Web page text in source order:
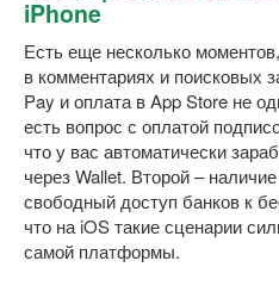
iPhone
Есть еще несколько
в комментариях и поисковых
Pay и оплата в App Store не
есть вопрос с оплатой
что у вас автоматически
через Wallet. Второй –
свободный доступ банков к
что на iOS такие сценарии
самой платформы.